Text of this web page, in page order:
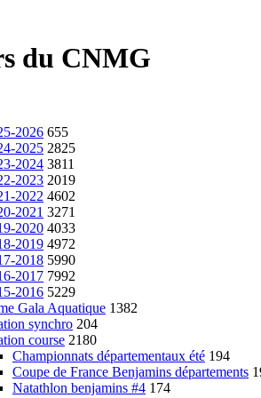
du CNMG
2026 655
2025 2825
2024 3811
2023 2019
2022 4602
2021 3271
2020 4033
2019 4972
2018 5990
2017 7992
2016 5229
Gala Aquatique 1382
synchro 204
course 2180
Championnats départementaux été 194
Coupe de France Benjamins départements
Natathlon benjamins #4 174